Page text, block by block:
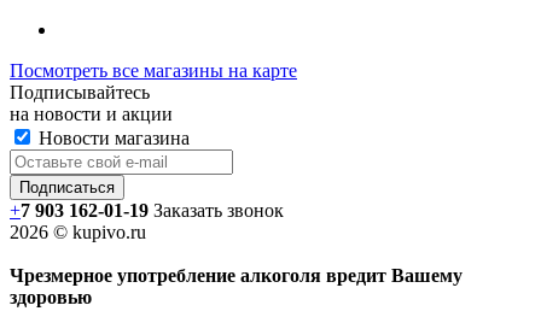
Посмотреть все магазины на карте
Подписывайтесь
на новости и акции
Новости магазина
+7 903 162-01-19 Заказать звонок
2026 © kupivo.ru
Чрезмерное употребление алкоголя вредит Вашему
здоровью